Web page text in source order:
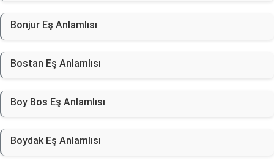
Bonjur Eş Anlamlısı
Bostan Eş Anlamlısı
Boy Bos Eş Anlamlısı
Boydak Eş Anlamlısı